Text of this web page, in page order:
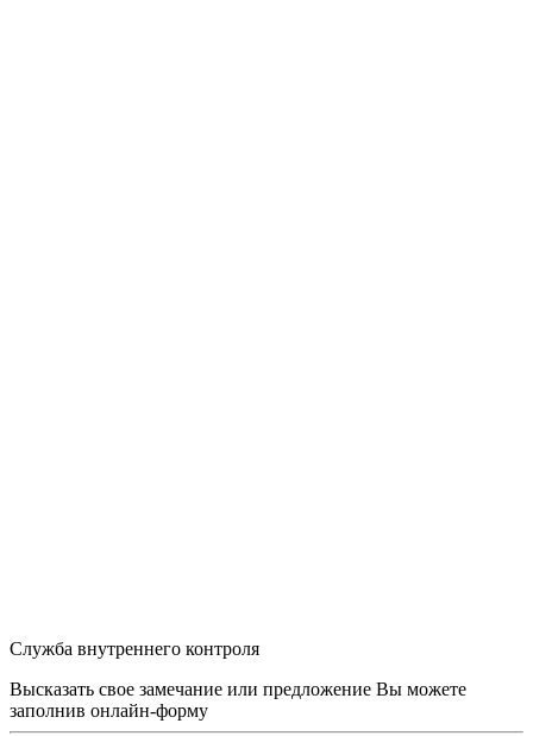
Служба внутреннего контроля
Высказать свое замечание или предложение Вы можете
заполнив онлайн-форму